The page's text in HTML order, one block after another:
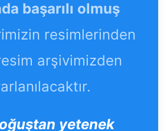
başarılı olmuş
resimlerinden
arşivimizden
yetenek